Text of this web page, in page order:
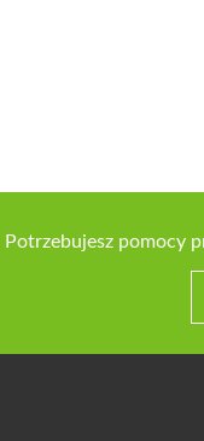
Potrzebujesz pomocy